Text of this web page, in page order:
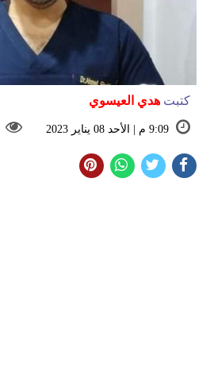
كتبت هدي العيسوي
9:09 م | الأحد 08 يناير 2023